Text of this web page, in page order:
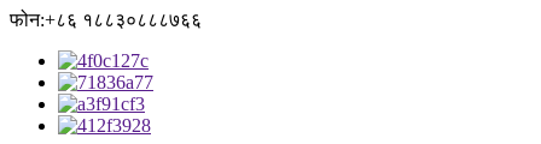
फोन:+८६ १८८३०८८८७६६